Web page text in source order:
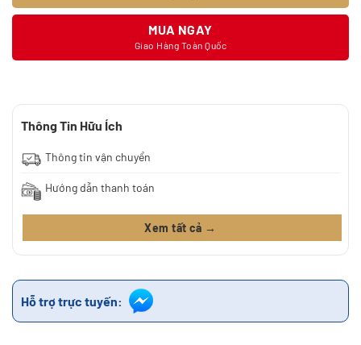
MUA NGAY
Giao Hàng Toàn Quốc
Thông Tin Hữu Ích
Thông tin vận chuyển
Hướng dẫn thanh toán
Xem tất cả →
Hỗ trợ trực tuyến: